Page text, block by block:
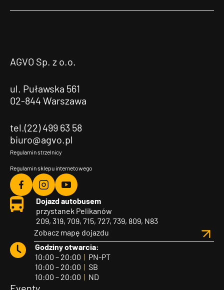
AGVO Sp. z o.o.
ul. Puławska 561
02-844 Warszawa
tel.(22) 499 63 58
biuro@agvo.pl
Regulamin strzelnicy
Regulamin sklepu internetowego
Agvo
Facebook
Agvo
Instagram
Agvo
YouTube
Dojazd autobusem
przystanek Pelikanów
209, 319, 709, 715, 727, 739, 809, N83
Zobacz mapę dojazdu
Godziny otwarcia:
10:00 – 20:00 | PN-PT
10:00 – 20:00 | SB
10:00 – 20:00 | ND